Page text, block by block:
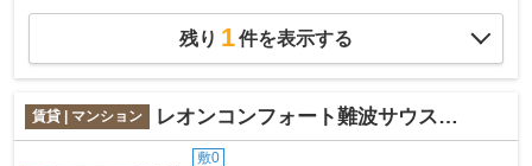
残り 1件を表示する
賃貸 | マンション レオンコンフォート難波サウスゲート
敷0